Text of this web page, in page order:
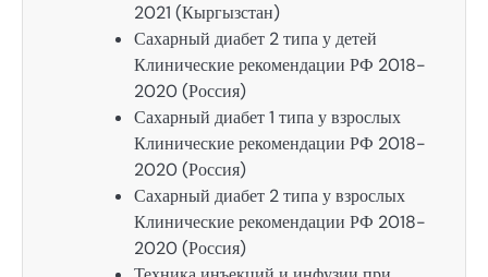
2021 (Кыргызстан)
Сахарный диабет 2 типа у детей
Клинические рекомендации РФ 2018-
2020 (Россия)
Сахарный диабет 1 типа у взрослых
Клинические рекомендации РФ 2018-
2020 (Россия)
Сахарный диабет 2 типа у взрослых
Клинические рекомендации РФ 2018-
2020 (Россия)